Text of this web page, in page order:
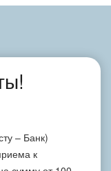
– Банк)
к